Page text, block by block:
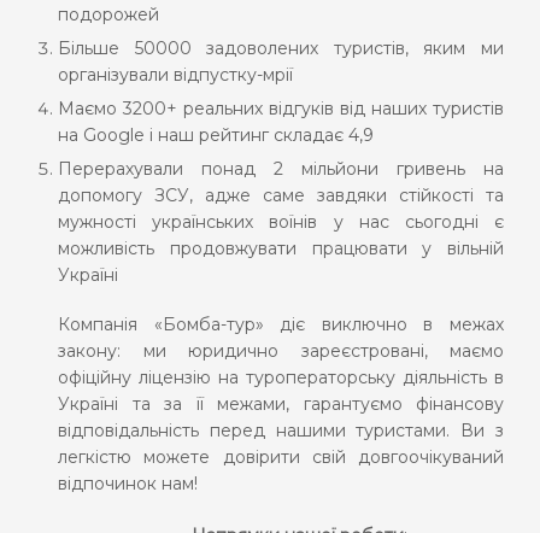
подорожей
Більше 50000 задоволених туристів, яким ми
організували відпустку-мрії
Маємо 3200+ реальних відгуків від наших туристів
на Google і наш рейтинг складає 4,9
Перерахували понад 2 мільйони гривень на
допомогу ЗСУ, адже саме завдяки стійкості та
мужності українських воїнів у нас сьогодні є
можливість продовжувати працювати у вільній
Україні
Компанія «Бомба-тур» діє виключно в межах
закону: ми юридично зареєстровані, маємо
офіційну ліцензію на туроператорську діяльність в
Україні та за її межами, гарантуємо фінансову
відповідальність перед нашими туристами. Ви з
легкістю можете довірити свій довгоочікуваний
відпочинок нам!